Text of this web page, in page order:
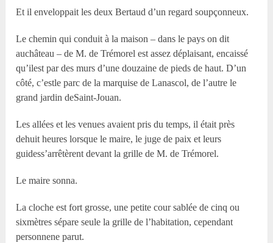
Et il enveloppait les deux Bertaud d’un regard soupçonneux.
Le chemin qui conduit à la maison – dans le pays on dit
auchâteau – de M. de Trémorel est assez déplaisant, encaissé
qu’ilest par des murs d’une douzaine de pieds de haut. D’un
côté, c’estle parc de la marquise de Lanascol, de l’autre le
grand jardin deSaint-Jouan.
Les allées et les venues avaient pris du temps, il était près
dehuit heures lorsque le maire, le juge de paix et leurs
guidess’arrêtèrent devant la grille de M. de Trémorel.
Le maire sonna.
La cloche est fort grosse, une petite cour sablée de cinq ou
sixmètres sépare seule la grille de l’habitation, cependant
personnene parut.